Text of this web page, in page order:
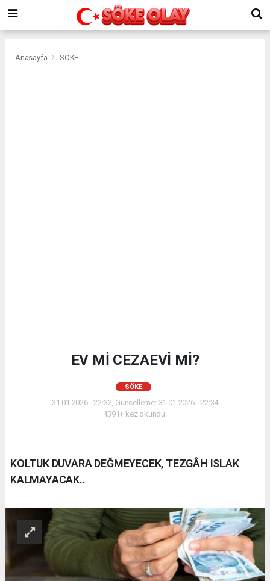
Anasayfa SÖKE
EV Mİ CEZAEVİ Mİ?
SÖKE
31.01.2026 - 22:32, Güncelleme: 31.01.2026 - 22:34
4391+ kez okundu.
KOLTUK DUVARA DEĞMEYECEK, TEZGÂH ISLAK
KALMAYACAK..